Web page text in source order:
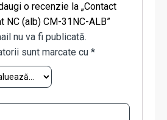
o recenzie la „Contact
NC (alb) CM-31NC-ALB”
nu va fi publicată.
sunt marcate cu *